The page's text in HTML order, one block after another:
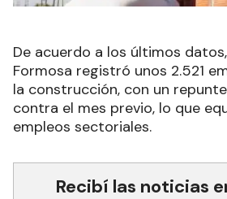
De acuerdo a los últimos
Formosa registró unos 2.521
la construcción, con un
contra el mes previo, lo que
empleos sectoriales.
Recibí las noticias